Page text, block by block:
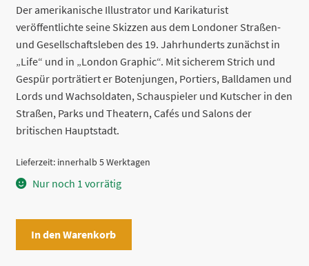
war:
€ 88,00
ist:
€ 66,00.
Der amerikanische Illustrator und Karikaturist
veröffentlichte seine Skizzen aus dem Londoner Straßen-
und Gesellschaftsleben des 19. Jahrhunderts zunächst in
„Life“ und in „London Graphic“. Mit sicherem Strich und
Gespür porträtiert er Botenjungen, Portiers, Balldamen und
Lords und Wachsoldaten, Schauspieler und Kutscher in den
Straßen, Parks und Theatern, Cafés und Salons der
britischen Hauptstadt.
Lieferzeit: innerhalb 5 Werktagen
Nur noch 1 vorrätig
In den Warenkorb